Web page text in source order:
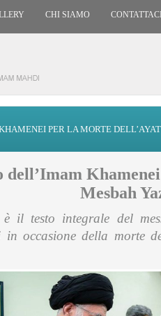
CHI SIAMO
PER LA MORTE
dell’Imam
Mesbah
è il testo integrale del
in occasione della morte